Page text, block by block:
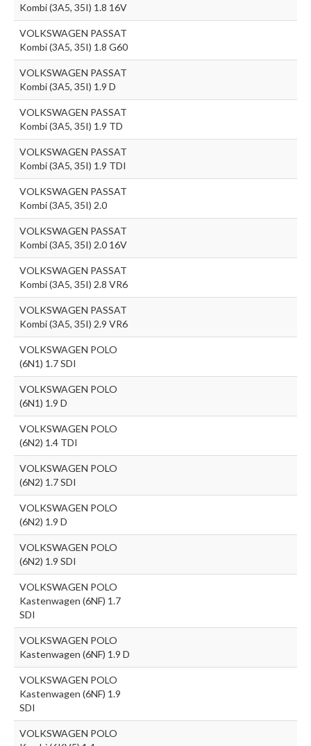
Kombi (3A5, 35I) 1.8 16V
VOLKSWAGEN PASSAT
Kombi (3A5, 35I) 1.8 G60
VOLKSWAGEN PASSAT
Kombi (3A5, 35I) 1.9 D
VOLKSWAGEN PASSAT
Kombi (3A5, 35I) 1.9 TD
VOLKSWAGEN PASSAT
Kombi (3A5, 35I) 1.9 TDI
VOLKSWAGEN PASSAT
Kombi (3A5, 35I) 2.0
VOLKSWAGEN PASSAT
Kombi (3A5, 35I) 2.0 16V
VOLKSWAGEN PASSAT
Kombi (3A5, 35I) 2.8 VR6
VOLKSWAGEN PASSAT
Kombi (3A5, 35I) 2.9 VR6
VOLKSWAGEN POLO
(6N1) 1.7 SDI
VOLKSWAGEN POLO
(6N1) 1.9 D
VOLKSWAGEN POLO
(6N2) 1.4 TDI
VOLKSWAGEN POLO
(6N2) 1.7 SDI
VOLKSWAGEN POLO
(6N2) 1.9 D
VOLKSWAGEN POLO
(6N2) 1.9 SDI
VOLKSWAGEN POLO
Kastenwagen (6NF) 1.7
SDI
VOLKSWAGEN POLO
Kastenwagen (6NF) 1.9 D
VOLKSWAGEN POLO
Kastenwagen (6NF) 1.9
SDI
VOLKSWAGEN POLO